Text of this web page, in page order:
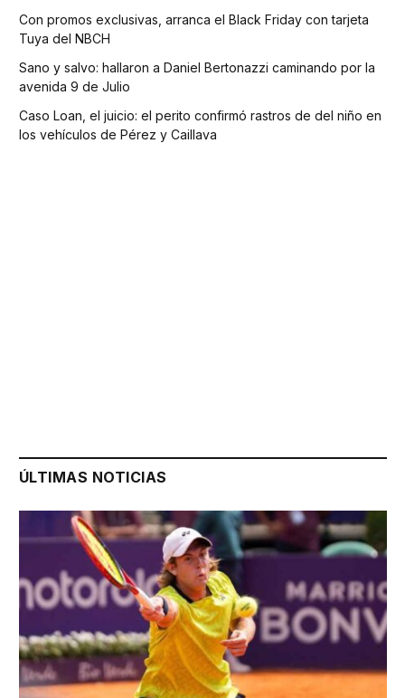
Con promos exclusivas, arranca el Black Friday con tarjeta
Tuya del NBCH
Sano y salvo: hallaron a Daniel Bertonazzi caminando por la
avenida 9 de Julio
Caso Loan, el juicio: el perito confirmó rastros de del niño en
los vehículos de Pérez y Caillava
ÚLTIMAS NOTICIAS